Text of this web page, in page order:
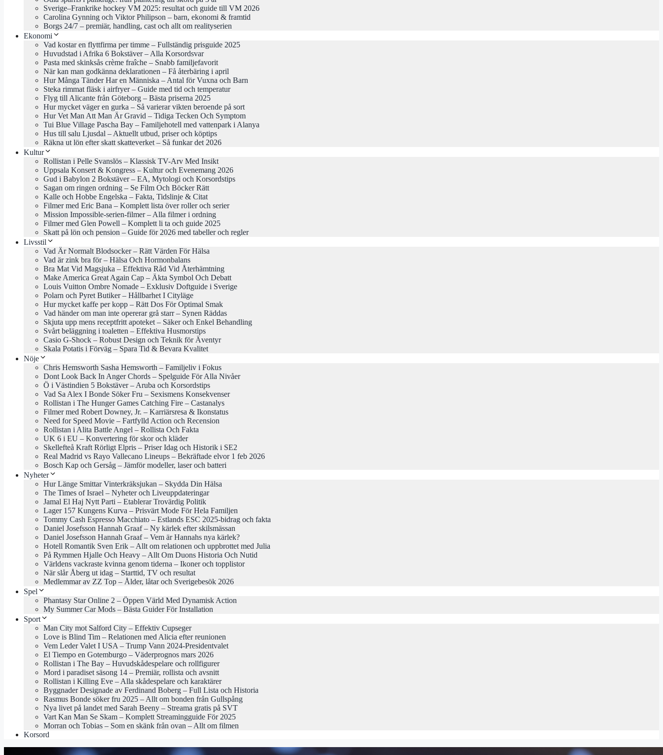
Sverige–Frankrike hockey VM 2025: resultat och guide till VM 2026
Carolina Gynning och Viktor Philipson – barn, ekonomi & framtid
Borgs 24/7 – premiär, handling, cast och allt om realityserien
Ekonomi
Vad kostar en flyttfirma per timme – Fullständig prisguide 2025
Huvudstad i Afrika 6 Bokstäver – Alla Korsordsvar
Pasta med skinksås crème fraîche – Snabb familjefavorit
När kan man godkänna deklarationen – Få återbäring i april
Hur Många Tänder Har en Människa – Antal för Vuxna och Barn
Steka rimmat fläsk i airfryer – Guide med tid och temperatur
Flyg till Alicante från Göteborg – Bästa priserna 2025
Hur mycket väger en gurka – Så varierar vikten beroende på sort
Hur Vet Man Att Man Är Gravid – Tidiga Tecken Och Symptom
Tui Blue Village Pascha Bay – Familjehotell med vattenpark i Alanya
Hus till salu Ljusdal – Aktuellt utbud, priser och köptips
Räkna ut lön efter skatt skatteverket – Så funkar det 2026
Kultur
Rollistan i Pelle Svanslös – Klassisk TV-Arv Med Insikt
Uppsala Konsert & Kongress – Kultur och Evenemang 2026
Gud i Babylon 2 Bokstäver – EA, Mytologi och Korsordstips
Sagan om ringen ordning – Se Film Och Böcker Rätt
Kalle och Hobbe Engelska – Fakta, Tidslinje & Citat
Filmer med Eric Bana – Komplett lista över roller och serier
Mission Impossible-serien-filmer – Alla filmer i ordning
Filmer med Glen Powell – Komplett li ta och guide 2025
Skatt på lön och pension – Guide för 2026 med tabeller och regler
Livsstil
Vad Är Normalt Blodsocker – Rätt Värden För Hälsa
Vad är zink bra för – Hälsa Och Hormonbalans
Bra Mat Vid Magsjuka – Effektiva Råd Vid Återhämtning
Make America Great Again Cap – Äkta Symbol Och Debatt
Louis Vuitton Ombre Nomade – Exklusiv Doftguide i Sverige
Polarn och Pyret Butiker – Hållbarhet I Cityläge
Hur mycket kaffe per kopp – Rätt Dos För Optimal Smak
Vad händer om man inte opererar grå starr – Synen Räddas
Skjuta upp mens receptfritt apoteket – Säker och Enkel Behandling
Svårt beläggning i toaletten – Effektiva Husmorstips
Casio G-Shock – Robust Design och Teknik för Äventyr
Skala Potatis i Förväg – Spara Tid & Bevara Kvalitet
Nöje
Chris Hemsworth Sasha Hemsworth – Familjeliv i Fokus
Dont Look Back In Anger Chords – Spelguide För Alla Nivåer
Ö i Västindien 5 Bokstäver – Aruba och Korsordstips
Vad Sa Alex I Bonde Söker Fru – Sexismens Konsekvenser
Rollistan i The Hunger Games Catching Fire – Castanalys
Filmer med Robert Downey, Jr. – Karriärsresa & Ikonstatus
Need for Speed Movie – Fartfylld Action och Recension
Rollistan i Alita Battle Angel – Rollista Och Fakta
UK 6 i EU – Konvertering för skor och kläder
Skellefteå Kraft Rörligt Elpris – Priser Idag och Historik i SE2
Real Madrid vs Rayo Vallecano Lineups – Bekräftade elvor 1 feb 2026
Bosch Kap och Gersåg – Jämför modeller, laser och batteri
Nyheter
Hur Länge Smittar Vinterkräksjukan – Skydda Din Hälsa
The Times of Israel – Nyheter och Liveuppdateringar
Jamal El Haj Nytt Parti – Etablerar Trovärdig Politik
Lager 157 Kungens Kurva – Prisvärt Mode För Hela Familjen
Tommy Cash Espresso Macchiato – Estlands ESC 2025-bidrag och fakta
Daniel Josefsson Hannah Graaf – Ny kärlek efter skilsmässan
Daniel Josefsson Hannah Graaf – Vem är Hannahs nya kärlek?
Hotell Romantik Sven Erik – Allt om relationen och uppbrottet med Julia
På Rymmen Hjalle Och Heavy – Allt Om Duons Historia Och Nutid
Världens vackraste kvinna genom tiderna – Ikoner och topplistor
När slår Åberg ut idag – Starttid, TV och resultat
Medlemmar av ZZ Top – Ålder, låtar och Sverigebesök 2026
Spel
Phantasy Star Online 2 – Öppen Värld Med Dynamisk Action
My Summer Car Mods – Bästa Guider För Installation
Sport
Man City mot Salford City – Effektiv Cupseger
Love is Blind Tim – Relationen med Alicia efter reunionen
Vem Leder Valet I USA – Trump Vann 2024-Presidentvalet
El Tiempo en Gotemburgo – Väderprognos mars 2026
Rollistan i The Bay – Huvudskådespelare och rollfigurer
Mord i paradiset säsong 14 – Premiär, rollista och avsnitt
Rollistan i Killing Eve – Alla skådespelare och karaktärer
Byggnader Designade av Ferdinand Boberg – Full Lista och Historia
Rasmus Bonde söker fru 2025 – Allt om bonden från Gullspång
Nya livet på landet med Sarah Beeny – Streama gratis på SVT
Vart Kan Man Se Skam – Komplett Streamingguide För 2025
Morran och Tobias – Som en skänk från ovan – Allt om filmen
Korsord